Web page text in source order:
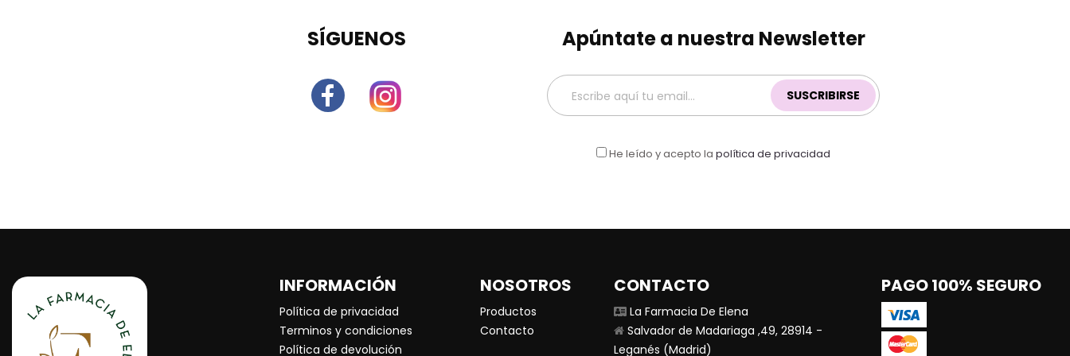
SÍGUENOS Apúntate a nuestra Newsletter
SUSCRIBIRSE
He leído y acepto la política de privacidad
INFORMACIÓN
Política de privacidad
Terminos y condiciones
Política de devolución
NOSOTROS
Productos
Contacto
CONTACTO
La Farmacia De Elena
Salvador de Madariaga ,49, 28914 -
Leganés (Madrid)
PAGO 100% SEGURO